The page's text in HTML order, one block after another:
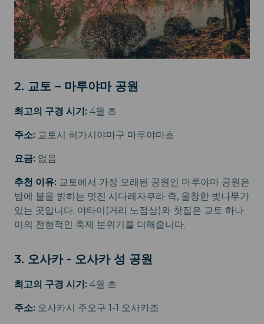
2. 교토 – 마루야마 공원
최고의 구경 시기: 4월 초
주소: 교토시 히가시야마구 마루야마초
요금: 없음
추천 이유: 교토에서 가장 오래된 공원인 마루야마 공원은
밤에 불을 밝히는 멋진 시다레자쿠라 즉, 울창한 벚나무가
있는 곳입니다. 야타이(거리 노점상)와 찻집은 교토 하나
미의 전형적인 축제 분위기를 더해줍니다.
3. 오사카 - 오사카 성 공원
최고의 구경 시기: 4월 초
주소: 오사카시 주오구 1-1 오사카조